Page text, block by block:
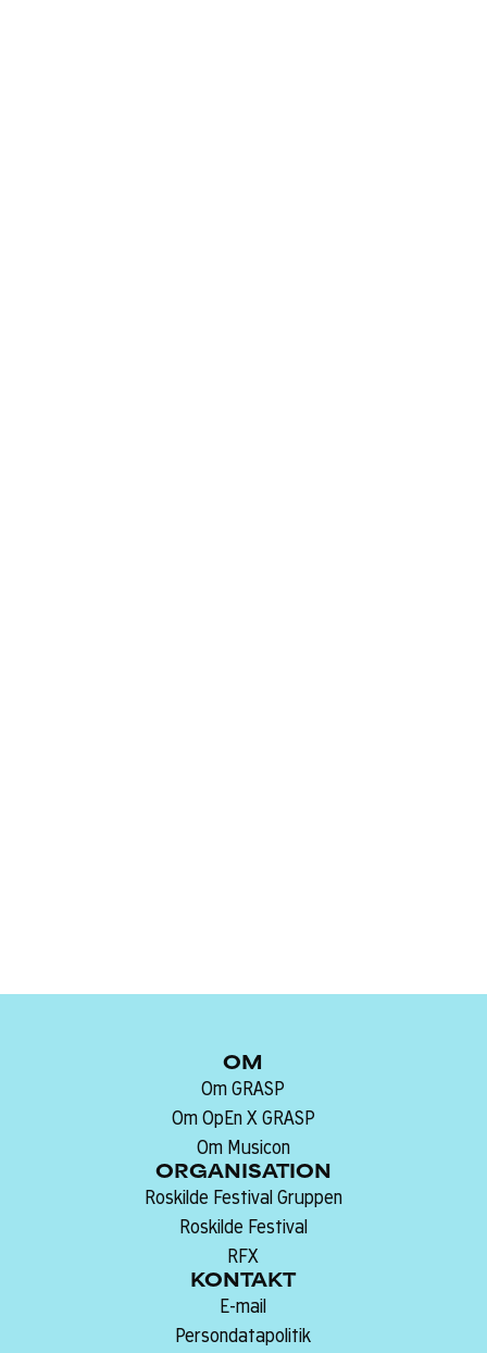
OM
Om GRASP
Om OpEn X GRASP
Om Musicon
ORGANISATION
Roskilde Festival Gruppen
Roskilde Festival
RFX
KONTAKT
E-mail
Persondatapolitik